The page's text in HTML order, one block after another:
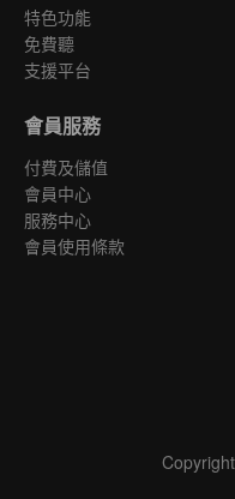
特色功能
免費聽
支援平台
會員服務
付費及儲值
會員中心
服務中心
會員使用條款